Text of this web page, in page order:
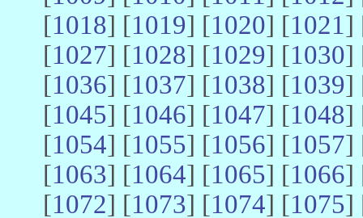
[1018] [1019] [1020] [1021]
[1027] [1028] [1029] [1030]
[1036] [1037] [1038] [1039]
[1045] [1046] [1047] [1048]
[1054] [1055] [1056] [1057]
[1063] [1064] [1065] [1066]
[1072] [1073] [1074] [1075]